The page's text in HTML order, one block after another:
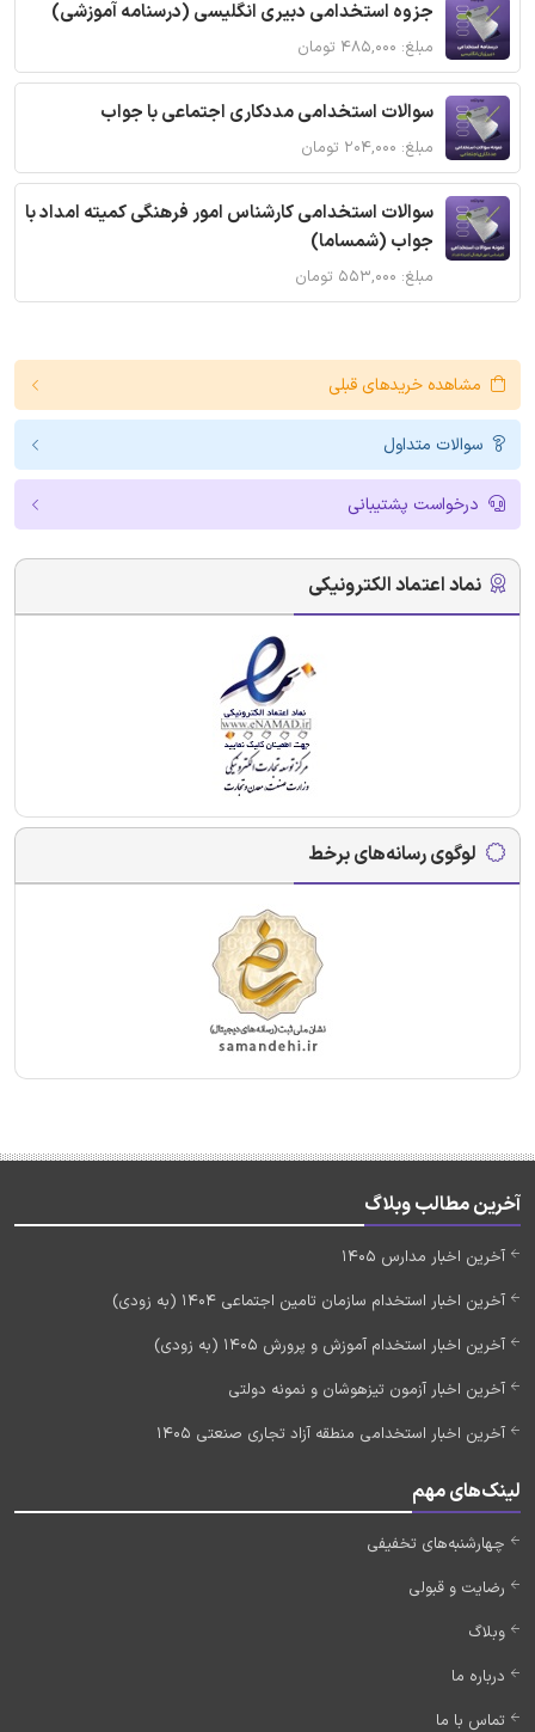
جزوه استخدامی دبیری انگلیسی (درسنامه آموزشی)
مبلغ: ۴۸۵,۰۰۰ تومان
سوالات استخدامی مددکاری اجتماعی با جواب
مبلغ: ۲۰۴,۰۰۰ تومان
سوالات استخدامی کارشناس امور فرهنگی کمیته امداد با
جواب (شمساما)
مبلغ: ۵۵۳,۰۰۰ تومان
مشاهده خریدهای قبلی
سوالات متداول
درخواست پشتیبانی
نماد اعتماد الکترونیکی
لوگوی رسانه‌های برخط
آخرین مطالب وبلاگ
آخرین اخبار مدارس 1405
آخرین اخبار استخدام سازمان تامین اجتماعی 1404 (به زودی)
آخرین اخبار استخدام آموزش و پرورش 1405 (به زودی)
آخرین اخبار آزمون تیزهوشان و نمونه دولتی
آخرین اخبار استخدامی منطقه آزاد تجاری صنعتی 1405
لینک‌های مهم
چهارشنبه‌های تخفیفی
رضایت و قبولی
وبلاگ
درباره ما
تماس با ما